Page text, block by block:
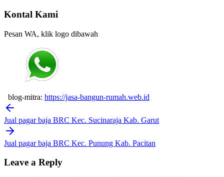
Kontal Kami
Pesan WA, klik logo dibawah
blog-mitra: https://jasa-bangun-rumah.web.id
Post
navigation
Jual pagar baja BRC Kec. Sucinaraja Kab. Garut
Jual pagar baja BRC Kec. Punung Kab. Pacitan
Leave a Reply